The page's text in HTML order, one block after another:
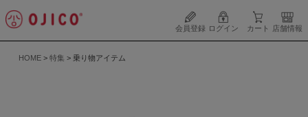
会員登録 ログイン カート 店舗情報
HOME 特集 乗り物アイテム